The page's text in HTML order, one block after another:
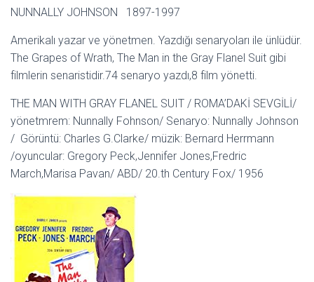
NUNNALLY JOHNSON 1897-1997
Amerikalı yazar ve yönetmen. Yazdığı senaryoları ile ünlüdür.
The Grapes of Wrath, The Man in the Gray Flanel Suit gibi
filmlerin senaristidir.74 senaryo yazdı,8 film yönetti.
THE MAN WITH GRAY FLANEL SUIT / ROMA’DAKİ SEVGİLİ/
yönetmrem: Nunnally Fohnson/ Senaryo: Nunnally Johnson
/ Görüntü: Charles G.Clarke/ müzik: Bernard Herrmann
/oyuncular: Gregory Peck,Jennifer Jones,Fredric
March,Marisa Pavan/ ABD/ 20.th Century Fox/ 1956